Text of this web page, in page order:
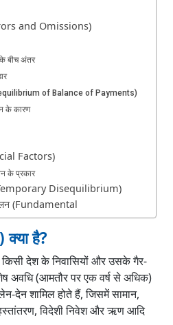
and Omissions)
बीच अंतर
of Balance of Payments)
के कारण
Factors)
के प्रकार
Disequilibrium)
(Fundamental
Disequilibrium)
(Structural Disequilibrium)
के उपाय
Measures)
Measures)
है?
देश के निवासियों और उसके गैर-
अवधि (आमतौर पर एक वर्ष से अधिक)
देन शामिल होते हैं, जिसमें सामान,
विदेशी निवेश और ऋण आदि